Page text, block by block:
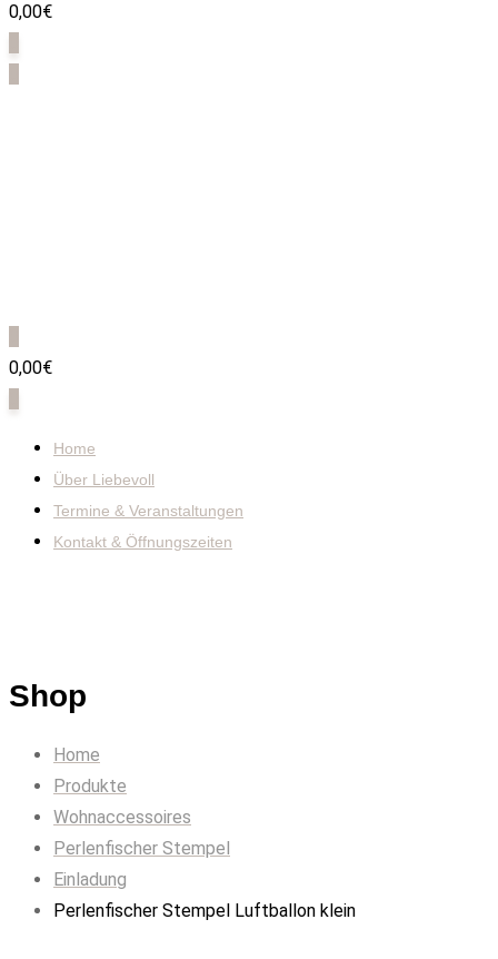
0,00€
0,00€
Home
Über Liebevoll
Termine & Veranstaltungen
Kontakt & Öffnungszeiten
Shop
Home
Produkte
Wohnaccessoires
Perlenfischer Stempel
Einladung
Perlenfischer Stempel Luftballon klein